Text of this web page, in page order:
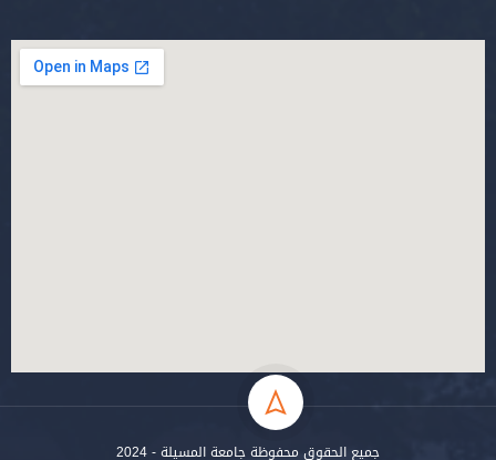
جميع الحقوق محفوظة جامعة المسيلة - 2024